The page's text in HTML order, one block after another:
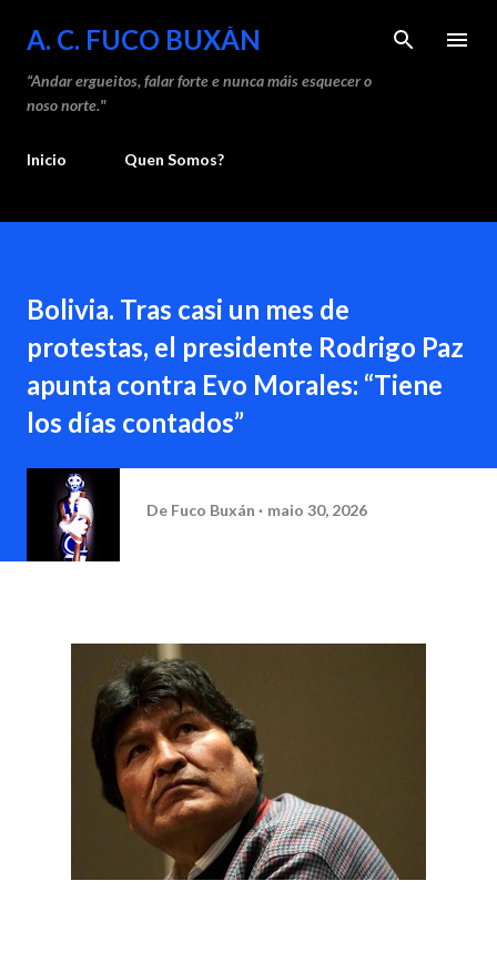
Saltar ao contido principal
A. C. FUCO BUXÁN
“Andar ergueitos, falar forte e nunca máis esquecer o
noso norte."
Inicio Quen Somos?
Bolivia. Tras casi un mes de
protestas, el presidente Rodrigo Paz
apunta contra Evo Morales: “Tiene
los días contados”
De Fuco Buxán maio 30, 2026